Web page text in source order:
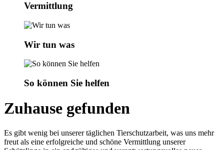
Vermittlung
Wir tun was
So können Sie helfen
Zuhause gefunden
Es gibt wenig bei unserer täglichen Tierschutzarbeit, was uns mehr
freut als eine erfolgreiche und schöne Vermittlung unserer